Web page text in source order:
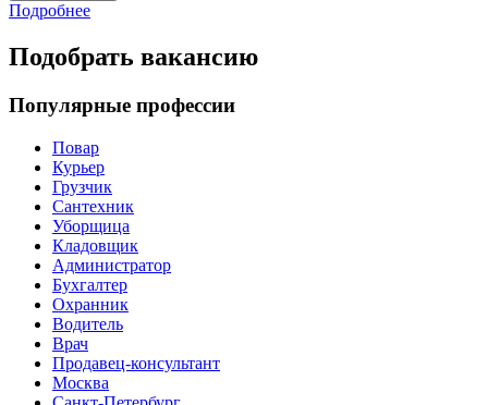
Подробнее
Подобрать вакансию
Популярные профессии
Повар
Курьер
Грузчик
Сантехник
Уборщица
Кладовщик
Администратор
Бухгалтер
Охранник
Водитель
Врач
Продавец-консультант
Москва